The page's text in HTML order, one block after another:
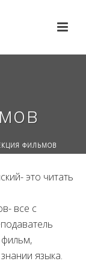
ФИЛЬМОВ
это читать
все с
языка.